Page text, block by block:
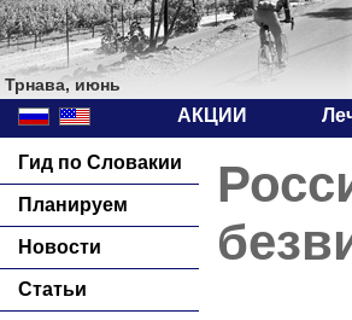
Трнава, июнь
АКЦИИ
Гид по Словакии
Планируем
Новости
Статьи